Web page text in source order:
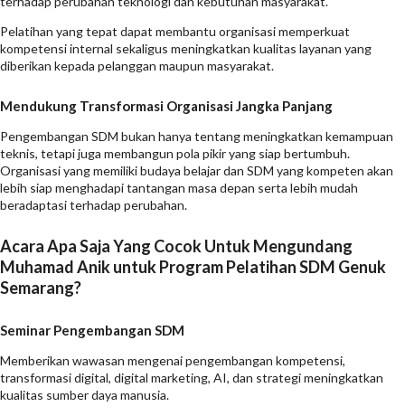
Pelatihan yang tepat dapat membantu organisasi memperkuat
kompetensi internal sekaligus meningkatkan kualitas layanan yang
diberikan kepada pelanggan maupun masyarakat.
Mendukung Transformasi Organisasi Jangka Panjang
Pengembangan SDM bukan hanya tentang meningkatkan kemampuan
teknis, tetapi juga membangun pola pikir yang siap bertumbuh.
Organisasi yang memiliki budaya belajar dan SDM yang kompeten akan
lebih siap menghadapi tantangan masa depan serta lebih mudah
beradaptasi terhadap perubahan.
Acara Apa Saja Yang Cocok Untuk Mengundang
Muhamad Anik untuk Program Pelatihan SDM Genuk
Semarang?
Seminar Pengembangan SDM
Memberikan wawasan mengenai pengembangan kompetensi,
transformasi digital, digital marketing, AI, dan strategi meningkatkan
kualitas sumber daya manusia.